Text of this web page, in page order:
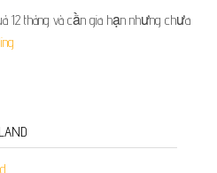
12 tháng và cần gia hạn nhưng chưa